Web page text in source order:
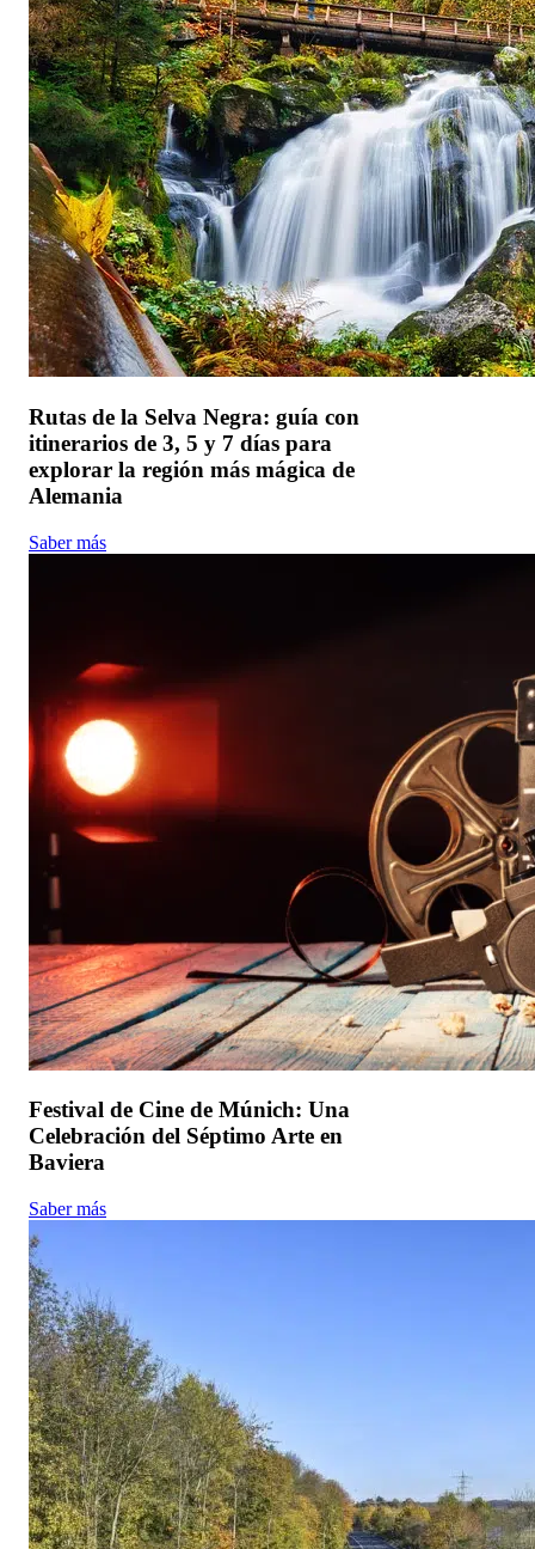
Rutas de la Selva Negra: guía con
itinerarios de 3, 5 y 7 días para
explorar la región más mágica de
Alemania
Saber más
Festival de Cine de Múnich: Una
Celebración del Séptimo Arte en
Baviera
Saber más